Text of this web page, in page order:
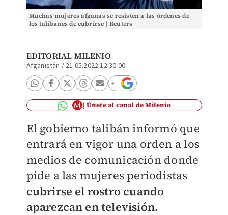
Muchas mujeres afganas se resisten a las órdenes de
los talibanes de cubrirse | Reuters
EDITORIAL MILENIO
Afganistán / 21.05.2022 12:30:00
Únete al canal de Milenio
El gobierno talibán informó que
entrará en vigor una orden a los
medios de comunicación donde
pide a las mujeres periodistas
cubrirse el rostro cuando
aparezcan en televisión.